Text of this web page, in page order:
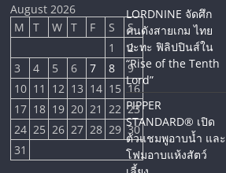
August 2026
M
T W T F S
S
1
2
3
4 5 6 7 8
9
10 11 12 13 14 15 16
17 18 19 20 21 22 23
24 25 26 27 28 29 30
31
LORDNINE จัดศึก
คนดังสายเกม ไทย
ปะทะ ฟิลิปปินส์ใน
“Rise of the Tenth
Lord”
PIPPER
STANDARD® เปิด
ตัวแชมพูอาบน้ำ และ
โฟมอาบแห้งสัตว์